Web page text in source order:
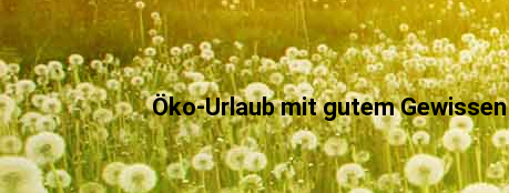
Öko-Urlaub mit gutem Gewissen